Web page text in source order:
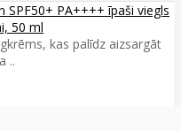
SPF50+ PA++++ īpaši viegls
50 ml
kas palīdz aizsargāt
..